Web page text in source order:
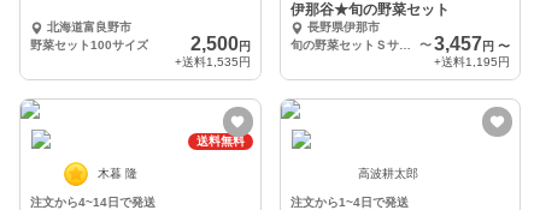
北海道富良野市
野菜セット100サイズ
2,500円
+送料1,535円
伊那谷★旬の野菜セット
長野県伊那市
旬の野菜セットＳサイズ
〜3,457円 〜
+送料1,195円
送料無料
木暮 隆
注文から4~14日で発送
高波耕太郎
注文から1~4日で発送